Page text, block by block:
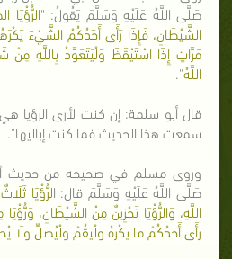
صَلَّى اللَّهُ عَلَيْهِ وَسَلَّمَ يَقُولُ: "الرُّؤْيَا
الشَّيْطَانِ، فَإِذَا رَأَى أَحَدُكُمْ الشَّيْءَ
مَرَّاتٍ إِذَا اسْتَيْقَظَ وَلْيَتَعَوَّذْ بِاللَّهِ مِنْ
اللَّهُ".
قال أبو سلمة: إن كنت لأرى الرؤيا
سمعت هذا الحديث فما كنت إباليها".
وروى مسلم في صحيحه من حديث
صَلَّى اللَّهُ عَلَيْهِ وَسَلَّمَ قال: الرُّؤْيَا
اللَّهِ، وَالرُّؤْيَا تَحْزِينٌ مِنْ الشَّيْطَانِ،
رَأَى أَحَدُكُمْ مَا يَكْرَهُ وَلْيَقُمْ وَلْيُصَلِّ ولَا